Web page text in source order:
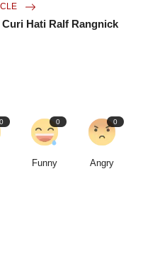
Hati Ralf Rangnick
0 0
Funny
0
Angry